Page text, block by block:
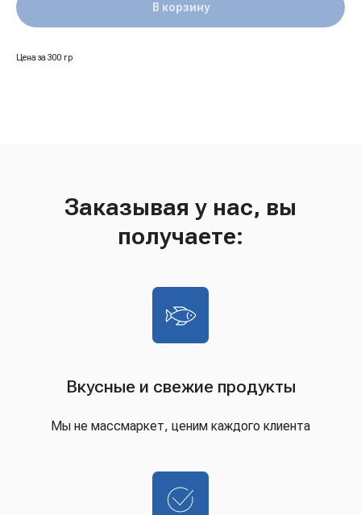
В корзину
Цена за 300 гр
Заказывая у нас, вы
получаете:
Вкусные и свежие продукты
Мы не массмаркет, ценим каждого клиента